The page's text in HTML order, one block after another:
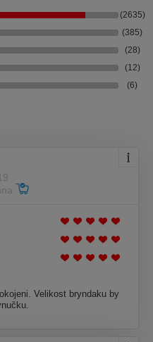
(2635)
(385)
(28)
(12)
(6)
Velikost bryndaku by